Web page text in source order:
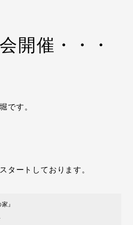
開催・・・
です。
タートしております。
』